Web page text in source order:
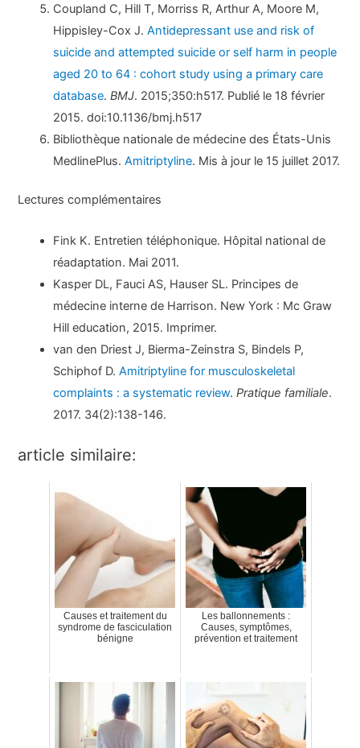
Coupland C, Hill T, Morriss R, Arthur A, Moore M,
Hippisley-Cox J.Antidepressant use and risk of
suicide and attempted suicide or self harm in people
aged 20 to 64 : cohort study using a primary care
database.BMJ. 2015;350:h517. Publié le 18 février
2015. doi:10.1136/bmj.h517
Bibliothèque nationale de médecine des États-Unis
MedlinePlus.Amitriptyline. Mis à jour le 15 juillet 2017.
Lectures complémentaires
Fink K. Entretien téléphonique. Hôpital national de
réadaptation. Mai 2011.
Kasper DL, Fauci AS, Hauser SL. Principes de
médecine interne de Harrison. New York : Mc Graw
Hill education, 2015. Imprimer.
van den Driest J, Bierma-Zeinstra S, Bindels P,
Schiphof D.Amitriptyline for musculoskeletal
complaints : a systematic review.Pratique familiale.
2017. 34(2):138-146.
article similaire:
Causes et traitement du
syndrome de fasciculation
bénigne
Les ballonnements :
Causes, symptômes,
prévention et traitement